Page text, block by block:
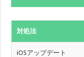
対処法
iOSアップデート